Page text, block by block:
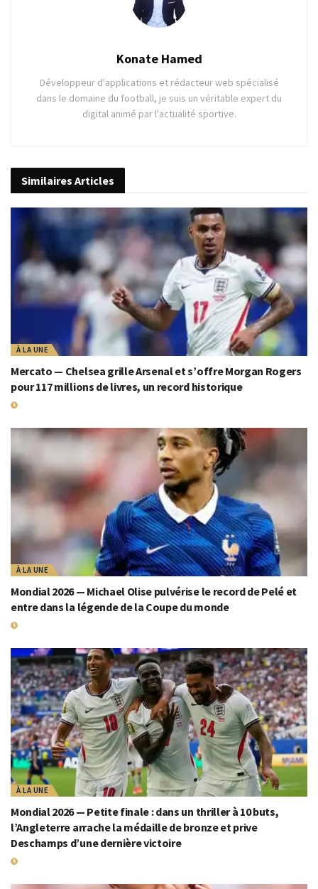
Konate Hamed
Développeur d'applications et rédacteur web spécialisé
dans le domaine du football, je suis un véritable expert du
digital animé par l'actualité sportive.
Similaires Articles
À LA UNE
Mercato — Chelsea grille Arsenal et s’offre Morgan Rogers
pour 117 millions de livres, un record historique
À LA UNE
Mondial 2026 — Michael Olise pulvérise le record de Pelé et
entre dans la légende de la Coupe du monde
À LA UNE
Mondial 2026 — Petite finale : dans un thriller à 10 buts,
l’Angleterre arrache la médaille de bronze et prive
Deschamps d’une dernière victoire